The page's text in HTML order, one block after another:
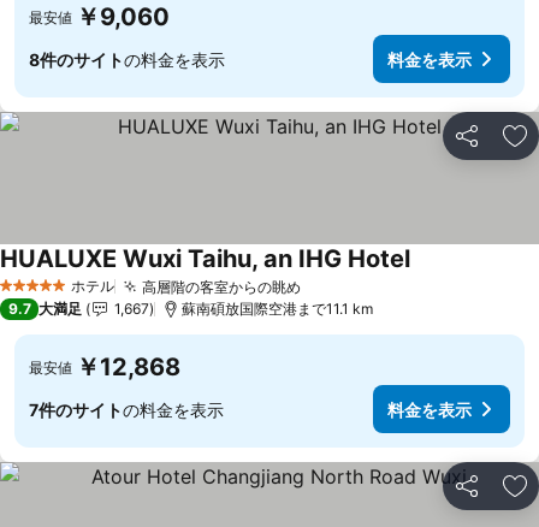
最安値 ￥9,060
8件のサイトの料金を表示 料金を表示
シェア お
5 ホテルのランク
ホテル 高層階の客室からの眺め
HUALUXE Wuxi Taihu, an IHG Hotel
9.7 大満足 1,667 蘇南碩放国際空港まで11.1 km
最安値 ￥12,868
7件のサイトの料金を表示 料金を表示
シェア お